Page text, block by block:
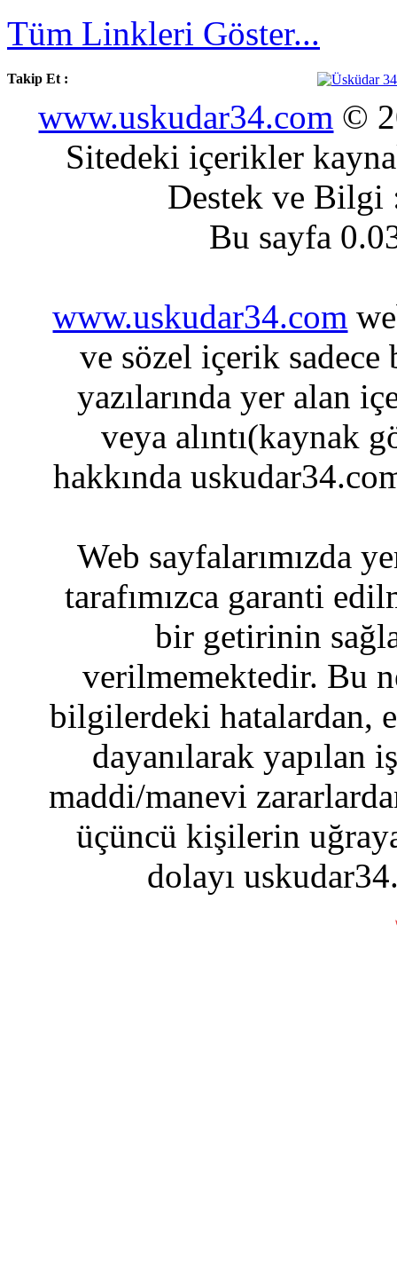
Tüm Linkleri Göster...
Takip Et :
www.uskudar34.com ©
Sitedeki içerikler
Destek ve
Bu sayfa
www.uskudar34.com
ve sözel içerik sadece
yazılarında yer alan
veya alıntı(kaynak
hakkında
Web sayfalarımızda
tarafımızca garanti
bir getirinin
verilmemektedir. Bu
bilgilerdeki hatalardan,
dayanılarak yapılan
maddi/manevi
üçüncü kişilerin
dolayı